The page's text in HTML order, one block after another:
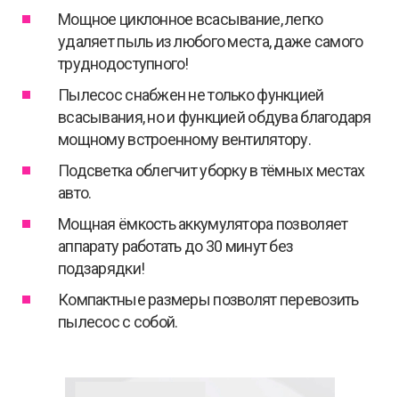
Мощное циклонное всасывание, легко
удаляет пыль из любого места, даже самого
труднодоступного!
Пылесос снабжен не только функцией
всасывания, но и функцией обдува благодаря
мощному встроенному вентилятору.
Подсветка облегчит уборку в тёмных местах
авто.
Мощная ёмкость аккумулятора позволяет
аппарату работать до 30 минут без
подзарядки!
Компактные размеры позволят перевозить
пылесос с собой.